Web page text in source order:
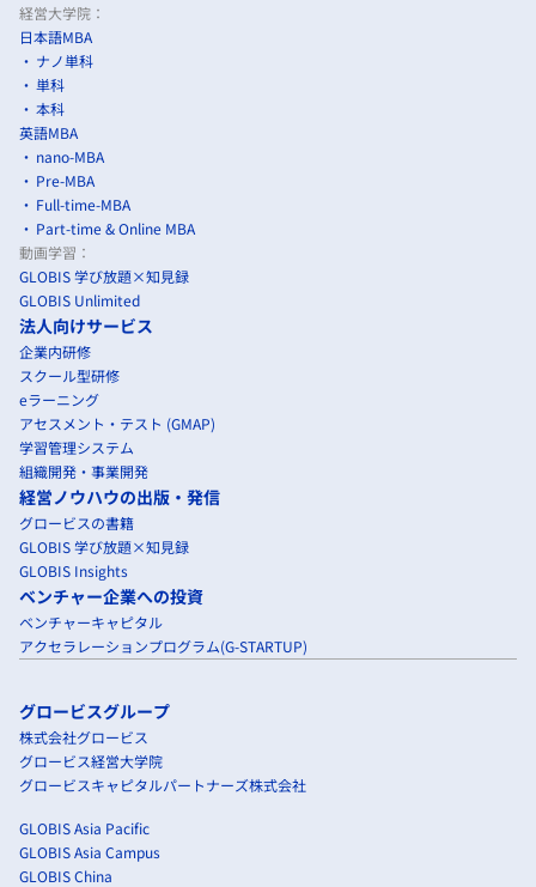
経営大学院：
日本語MBA
ナノ単科
単科
本科
英語MBA
nano-MBA
Pre-MBA
Full-time-MBA
Part-time & Online MBA
動画学習：
GLOBIS 学び放題×知見録
GLOBIS Unlimited
法人向けサービス
企業内研修
スクール型研修
eラーニング
アセスメント・テスト (GMAP)
学習管理システム
組織開発・事業開発
経営ノウハウの出版・発信
グロービスの書籍
GLOBIS 学び放題×知見録
GLOBIS Insights
ベンチャー企業への投資
ベンチャーキャピタル
アクセラレーションプログラム(G-STARTUP)
グロービスグループ
株式会社グロービス
グロービス経営大学院
グロービスキャピタルパートナーズ株式会社
GLOBIS Asia Pacific
GLOBIS Asia Campus
GLOBIS China